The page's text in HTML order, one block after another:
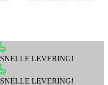
SNELLE LEVERING!
SNELLE LEVERING!